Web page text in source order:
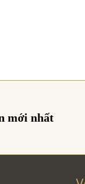
mới nhất